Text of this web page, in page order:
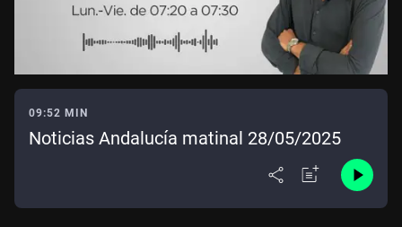
09:52 MIN
Noticias Andalucía matinal 28/05/2025